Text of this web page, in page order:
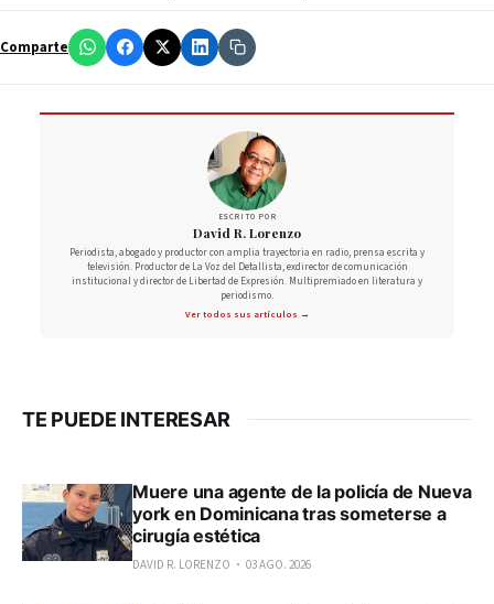
Comparte
ESCRITO POR
David R. Lorenzo
Periodista, abogado y productor con amplia trayectoria en radio, prensa escrita y
televisión. Productor de La Voz del Detallista, exdirector de comunicación
institucional y director de Libertad de Expresión. Multipremiado en literatura y
periodismo.
Ver todos sus artículos →
TE PUEDE INTERESAR
Muere una agente de la policía de Nueva
york en Dominicana tras someterse a
cirugía estética
DAVID R. LORENZO 03 AGO. 2026